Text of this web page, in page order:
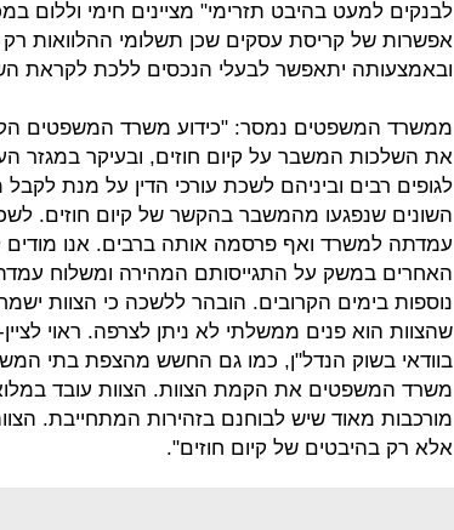
לבנקים למעט בהיבט תזרימי" מציינים חימי וללום
אפשרות של קריסת עסקים שכן תשלומי ההלוואות רק
ובאמצעותה יתאפשר לבעלי הנכסים ללכת לקראת
ממשרד המשפטים נמסר: "כידוע משרד המשפטים
את השלכות המשבר על קיום חוזים, ובעיקר במגזר
לגופים רבים וביניהם לשכת עורכי הדין על מנת
השונים שנפגעו מהמשבר בהקשר של קיום חוזים.
עמדתה למשרד ואף פרסמה אותה ברבים. אנו מודים
האחרים במשק על התגייסותם המהירה ומשלוח
נוספות בימים הקרובים. הובהר ללשכה כי הצוות
שהצוות הוא פנים ממשלתי לא ניתן לצרפה. ראוי
בוודאי בשוק הנדל"ן, כמו גם החשש מהצפת בתי
משרד המשפטים את הקמת הצוות. הצוות עובד
מורכבות מאוד שיש לבוחנם בזהירות המתחייבת.
אלא רק בהיבטים של קיום חוזים".